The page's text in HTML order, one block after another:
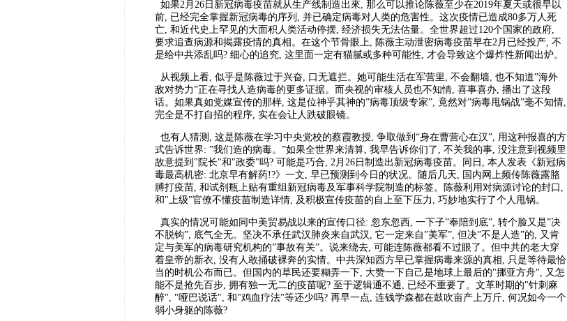
如果2月26日新冠病毒疫苗就从生产线制造出來, 那么可以推论陈薇至少在2019年夏天或很早以
前, 已经完全掌握新冠病毒的序列, 并已确定病毒对人类的危害性。这次疫情已造成80多万人死
亡, 和近代史上罕见的大面积人类活动停摆, 经济损失无法估量。全世界超过120个国家的政府,
要求追查病源和揭露疫情的真相。在这个节骨眼上, 陈薇主动泄密病毒疫苗早在2月已经投产, 不
是给中共添乱吗? 细心的追究, 这里面一定有猫腻或多种可能性, 才会导致这个爆炸性新闻出炉。
从视频上看, 似乎是陈薇过于兴奋, 口无遮拦。她可能生活在军营里, 不会翻墙, 也不知道”海外
敌对势力”正在寻找人造病毒的更多证据。而央视的审核人员也不知情, 喜事喜办, 播出了这段
话。如果真如党媒宣传的那样, 这是位神乎其神的”病毒顶级专家”, 竟然对”病毒甩锅战”毫不知情,
完全是不打自招的程序, 实在会让人跌破眼镜。
也有人猜测, 这是陈薇在学习中央党校的蔡霞教授, 争取做到“身在曹营心在汉”, 用这种报喜的方
式告诉世界: ”我们造的病毒。”如果全世界来清算, 我早告诉你们了, 不关我的事, 没注意到视频里
故意提到"院长"和"政委"吗? 可能是巧合, 2月26日制造出新冠病毒疫苗。同日, 本人发表《新冠病
毒最高机密: 北京早有解药!?》一文, 早已预测到今日的状况。随后几天, 国内网上频传陈薇露胳
膊打疫苗, 和试剂瓶上贴有重组新冠病毒及军事科学院制造的标签。陈薇利用对病源讨论的封口,
和"上级"官僚不懂疫苗制造详情, 及积极宣传疫苗的自上至下压力, 巧妙地实行了个人甩锅。
真实的情况可能如同中美贸易战以来的宣传口径: 忽东忽西, 一下子”奉陪到底”, 转个脸又是”决
不脱钩”, 底气全无。坚决不承任武汉肺炎来自武汉, 它一定来自”美军”, 但决”不是人造”的, 又肯
定与美军的病毒研究机构的”事故有关”。说来绕去, 可能连陈薇都看不过眼了。但中共的老大穿
着皇帝的新衣, 没有人敢捅破裸奔的实情。中共深知西方早已掌握病毒来源的真相, 只是等待最恰
当的时机公布而已。但国内的草民还要糊弄一下, 大赞一下自己是地球上最后的"挪亚方舟", 又怎
能不是抢先百步, 拥有独一无二的疫苗呢? 至于逻辑通不通, 已经不重要了。文革时期的"针刺麻
醉", "哑巴说话", 和"鸡血疗法"等还少吗? 再早一点, 连钱学森都在鼓吹亩产上万斤, 何况如今一个
弱小身躯的陈薇?